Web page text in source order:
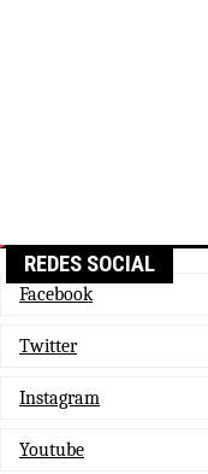
REDES SOCIAL
Facebook
Twitter
Instagram
Youtube